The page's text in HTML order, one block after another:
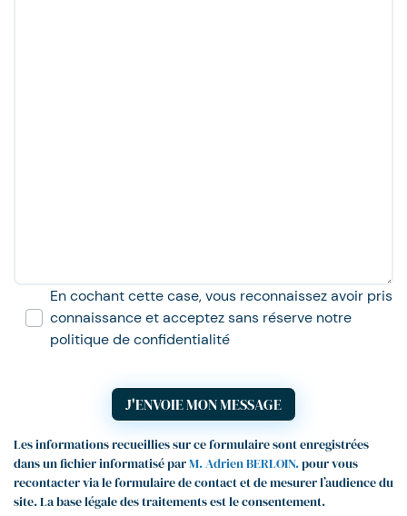
En cochant cette case, vous reconnaissez avoir pris
connaissance et acceptez sans réserve notre
politique de confidentialité
J'ENVOIE MON MESSAGE
Les informations recueillies sur ce formulaire sont enregistrées
dans un fichier informatisé parM. Adrien BERLOIN.pour vous
recontacter via le formulaire de contact et de mesurer l’audience du
site. La base légale des traitements est le consentement.